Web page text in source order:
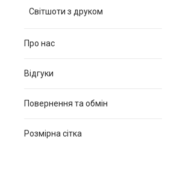
Світшоти з друком
Про нас
Відгуки
Повернення та обмін
Розмірна сітка